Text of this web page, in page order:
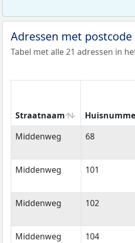
Adressen met postcode
Tabel met alle 21 adressen in
Straatnaam
Straatnaam
Huisnummer
Middenweg 68
Middenweg 101
Middenweg 102
Middenweg 104